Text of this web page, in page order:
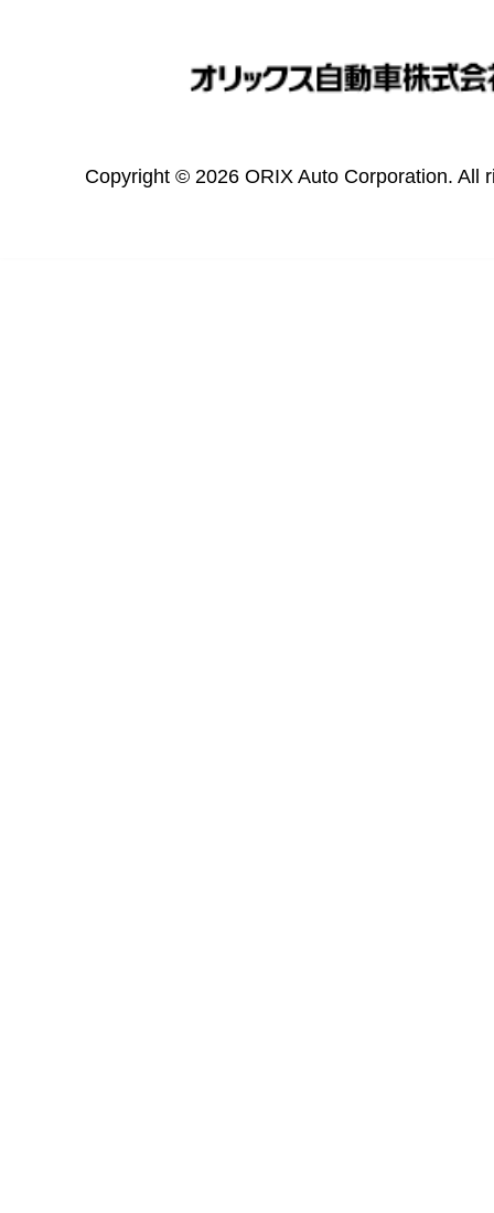
Copyright © 2026 ORIX Auto Corporation. All